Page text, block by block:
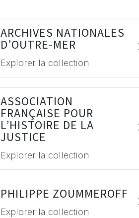
ARCHIVES NATIONALES
D’OUTRE-MER
Explorer la collection
ASSOCIATION
FRANÇAISE POUR
L’HISTOIRE DE LA
JUSTICE
Explorer la collection
PHILIPPE ZOUMMEROFF
Explorer la collection